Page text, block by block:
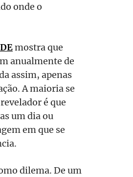
onde o
mostra que
anualmente de
assim, apenas
A maioria se
é que
um dia ou
em que se
dilema. De um